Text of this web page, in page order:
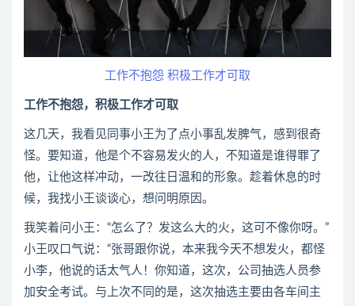
工作不抱怨 积极工作才可取
工作不抱怨，积极工作才可取
这几天，我看见同事小王为了点小事乱发脾气，感到很奇
怪。要知道，他是个不容易发火的人，不知道是谁得罪了
他，让他这样冲动，一改往日温和的形象。趁着休息的时
候，我找小王谈谈心，想问明原因。
我笑着问小王：“怎么了？发这么大的火，这可不像你呀。”
小王叹口气说：“张哥跟你说，本来我今天不想发火，都怪
小李，他说的话太气人！你知道，这次，公司抽选人员参
加安全考试。与上次不同的是，这次抽选主要由各车间主